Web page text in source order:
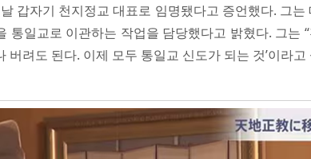
갑자기 천지정교 대표로 임명됐다고 증언했다. 그
통일교로 이관하는 작업을 담당했다고 밝혔다. 그는
버려도 된다. 이제 모두 통일교 신도가 되는 것’이라고